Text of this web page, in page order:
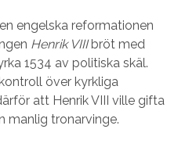
engelska reformationen
Henrik VIIIbröt med
1534 av politiska skäl.
över kyrkliga
att Henrik VIII ville gifta
manlig tronarvinge.